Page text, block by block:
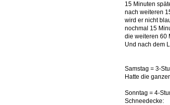
15 Minuten
nach weiteren
wird er nicht
nochmal 15
die weiteren 60
Und nach dem
Samstag = 3-
Hatte die
Sonntag = 4-
Schneedecke: